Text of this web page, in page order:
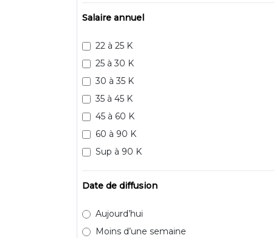
Salaire annuel
22 à 25 K
25 à 30 K
30 à 35 K
35 à 45 K
45 à 60 K
60 à 90 K
Sup à 90 K
Date de diffusion
Aujourd’hui
Moins d’une semaine